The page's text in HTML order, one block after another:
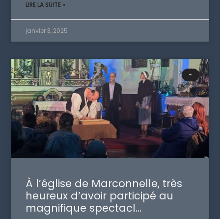
LIRE LA SUITE »
janvier 3, 2025
-
À l’église de Marconnelle, très
heureux d’avoir participé au
magnifique spectacl…